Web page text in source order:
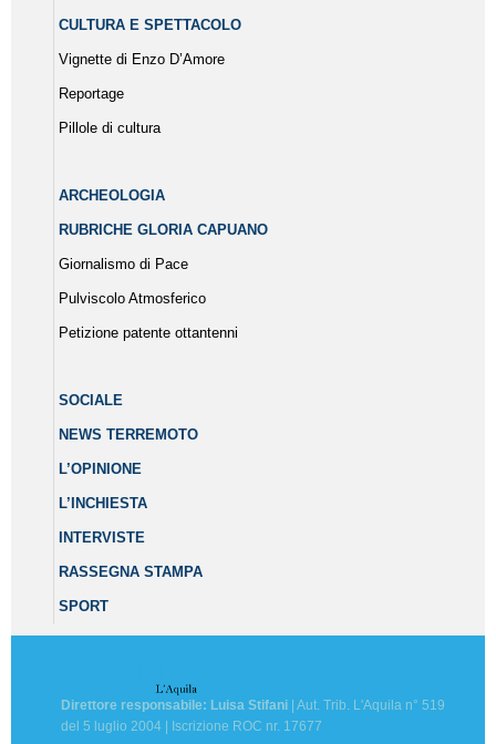
CULTURA E SPETTACOLO
Vignette di Enzo D’Amore
Reportage
Pillole di cultura
ARCHEOLOGIA
RUBRICHE GLORIA CAPUANO
Giornalismo di Pace
Pulviscolo Atmosferico
Petizione patente ottantenni
SOCIALE
NEWS TERREMOTO
L’OPINIONE
L’INCHIESTA
INTERVISTE
RASSEGNA STAMPA
SPORT
Direttore responsabile: Luisa Stifani | Aut. Trib. L'Aquila n° 519
del 5 luglio 2004 | Iscrizione ROC nr. 17677